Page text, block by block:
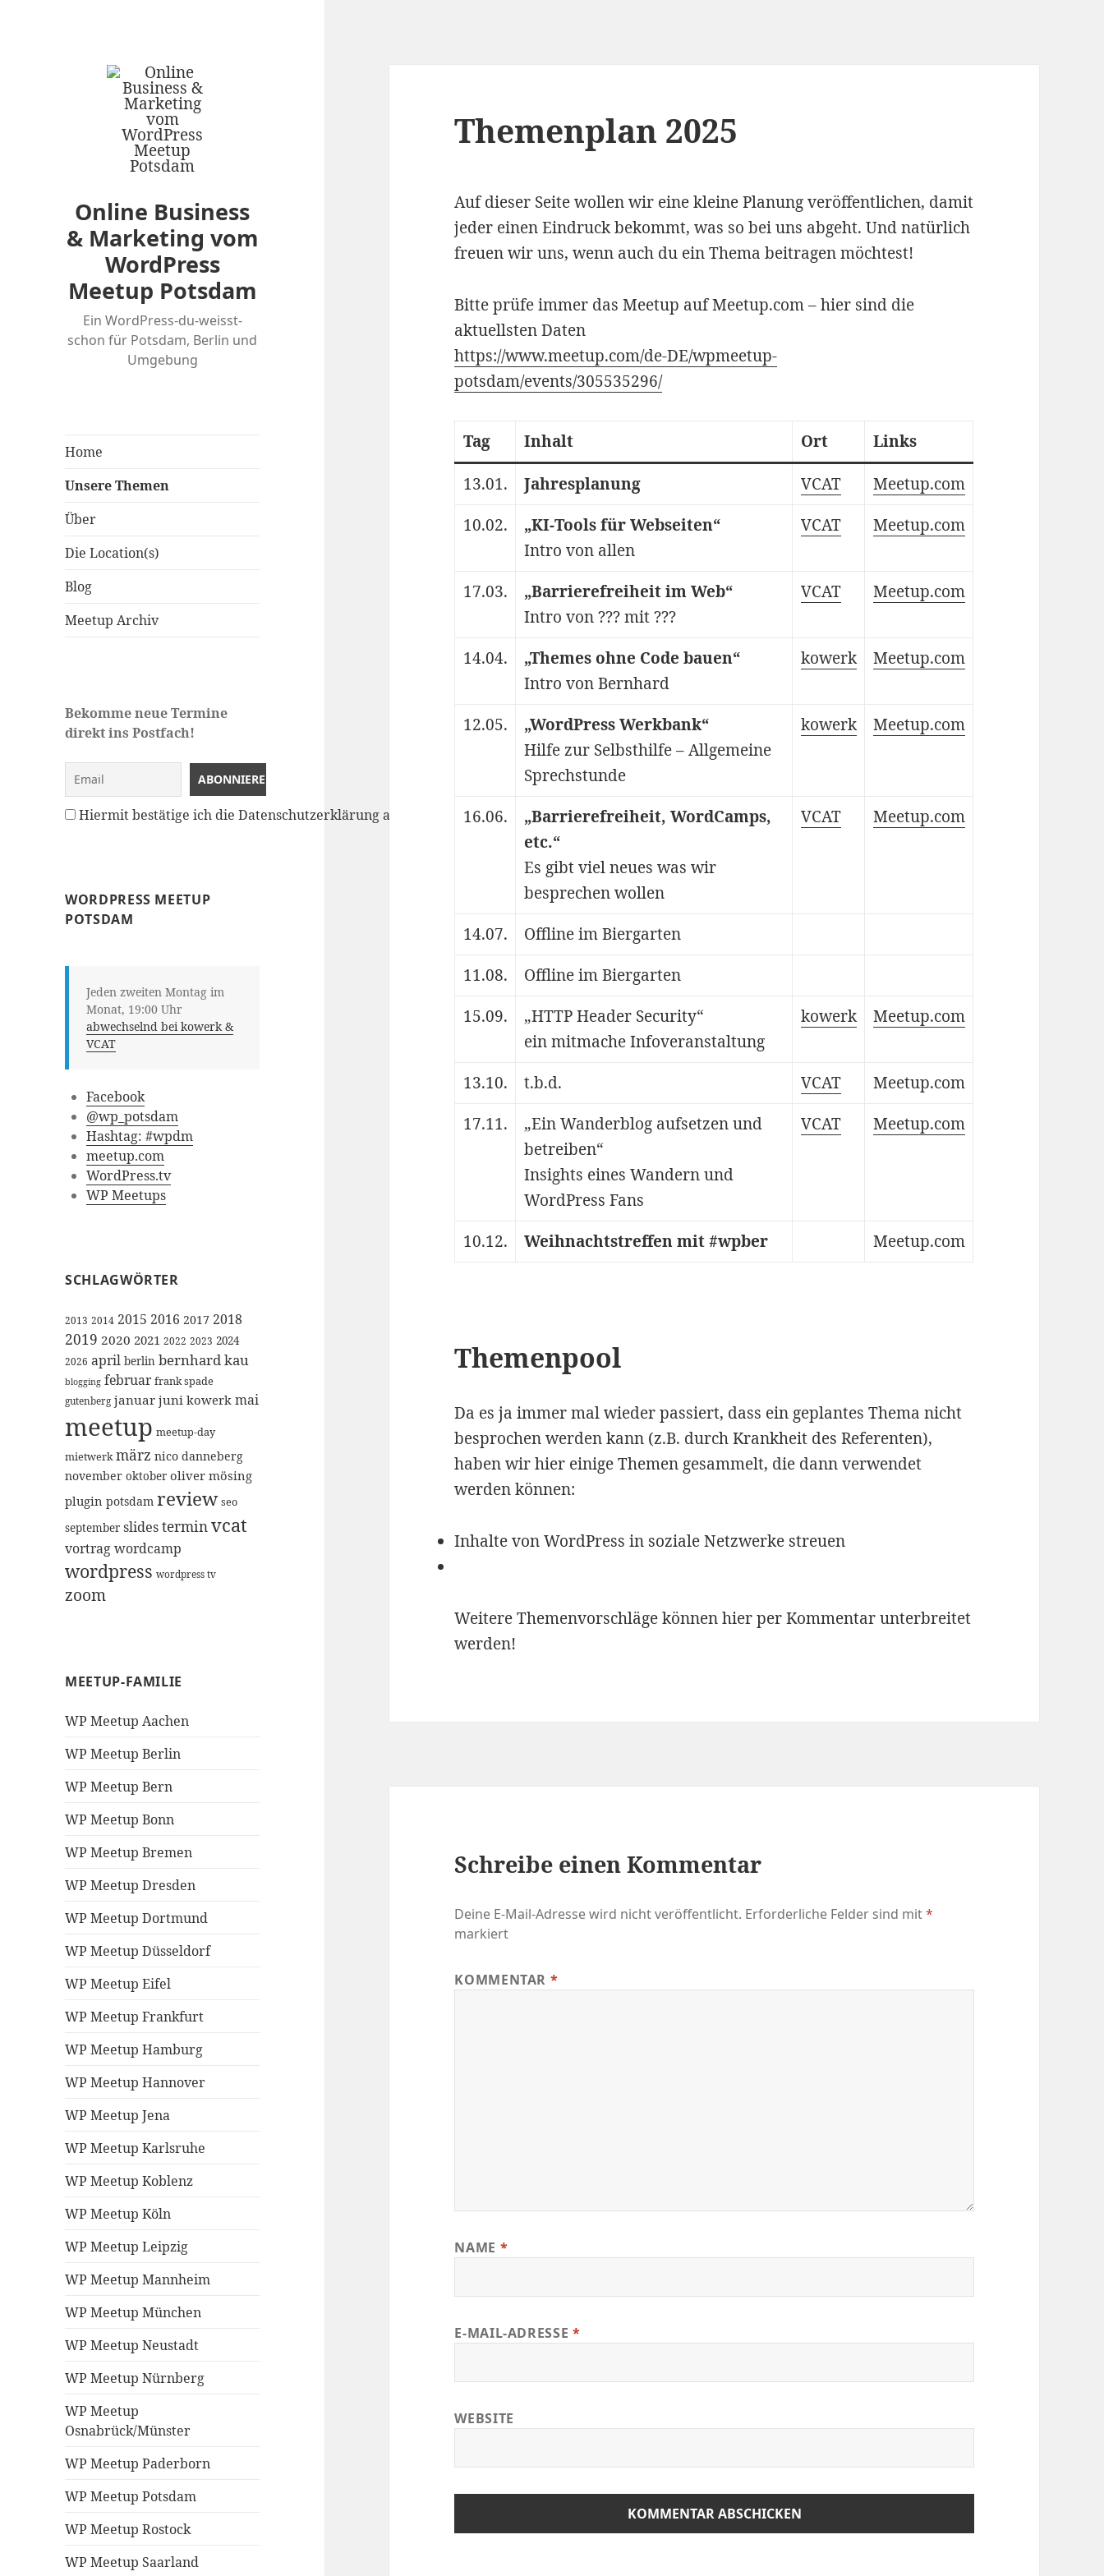
Online Business
& Marketing vom
WordPress
Meetup Potsdam
Ein WordPress-du-weisst-
schon für Potsdam, Berlin und
Umgebung
Home
Unsere Themen
Über
Die Location(s)
Blog
Meetup Archiv
Bekomme neue Termine
direkt ins Postfach!
Hiermit bestätige ich die Datenschutzerklärung anzunehmen
WORDPRESS MEETUP
POTSDAM
Jeden zweiten Montag im
Monat, 19:00 Uhr
abwechselnd bei kowerk &
VCAT
Facebook
@wp_potsdam
Hashtag: #wpdm
meetup.com
WordPress.tv
WP Meetups
SCHLAGWÖRTER
2013 2014 2015 2016 2017 2018
2019 2020 2021 2022 2023 2024
2026 april berlin bernhard kau
blogging februar frank spade
gutenberg januar juni kowerk mai
meetup meetup-day
mietwerk märz nico danneberg
november oktober oliver mösing
plugin potsdam review seo
september slidesterminvcat
vortragwordcamp
wordpress wordpress tv
zoom
MEETUP-FAMILIE
WP Meetup Aachen
WP Meetup Berlin
WP Meetup Bern
WP Meetup Bonn
WP Meetup Bremen
WP Meetup Dresden
WP Meetup Dortmund
WP Meetup Düsseldorf
WP Meetup Eifel
WP Meetup Frankfurt
WP Meetup Hamburg
WP Meetup Hannover
WP Meetup Jena
WP Meetup Karlsruhe
WP Meetup Koblenz
WP Meetup Köln
WP Meetup Leipzig
WP Meetup Mannheim
WP Meetup München
WP Meetup Neustadt
WP Meetup Nürnberg
WP Meetup
Osnabrück/Münster
WP Meetup Paderborn
WP Meetup Potsdam
WP Meetup Rostock
WP Meetup Saarland
Themenplan 2025
Auf dieser Seite wollen wir eine kleine Planung veröffentlichen, damit
jeder einen Eindruck bekommt, was so bei uns abgeht. Und natürlich
freuen wir uns, wenn auch du ein Thema beitragen möchtest!
Bitte prüfe immer das Meetup auf Meetup.com – hier sind die
aktuellsten Daten
https://www.meetup.com/de-DE/wpmeetup-
potsdam/events/305535296/
Tag Inhalt Ort
Links
13.01.
Jahresplanung VCAT
Meetup.com
10.02.
„KI-Tools für Webseiten“
Intro von allen
VCAT Meetup.com
17.03.
„Barrierefreiheit im Web“
Intro von ??? mit ???
VCAT Meetup.com
14.04.
„Themes ohne Code bauen“
Intro von Bernhard
kowerk Meetup.com
12.05.
„WordPress Werkbank“
Hilfe zur Selbsthilfe – Allgemeine
Sprechstunde
kowerk Meetup.com
16.06.
„Barrierefreiheit, WordCamps,
etc.“
Es gibt viel neues was wir
besprechen wollen
VCAT Meetup.com
14.07.
Offline im Biergarten
11.08.
Offline im Biergarten
15.09.
„HTTP Header Security“
ein mitmache Infoveranstaltung
kowerk Meetup.com
13.10. t.b.d. VCAT
Meetup.com
17.11.
„Ein Wanderblog aufsetzen und
betreiben“
Insights eines Wandern und
WordPress Fans
VCAT Meetup.com
10.12. Weihnachtstreffen mit #wpber Meetup.com
Themenpool
Da es ja immer mal wieder passiert, dass ein geplantes Thema nicht
besprochen werden kann (z.B. durch Krankheit des Referenten),
haben wir hier einige Themen gesammelt, die dann verwendet
werden können:
Inhalte von WordPress in soziale Netzwerke streuen
Weitere Themenvorschläge können hier per Kommentar unterbreitet
werden!
Schreibe einen Kommentar
Deine E-Mail-Adresse wird nicht veröffentlicht. Erforderliche Felder sind mit*
markiert
KOMMENTAR *
NAME *
E-MAIL-ADRESSE *
WEBSITE